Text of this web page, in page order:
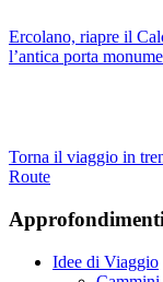
Ercolano, riapre il
l’antica porta
Torna il viaggio in
Route
Approfondimenti
Idee di Viaggio